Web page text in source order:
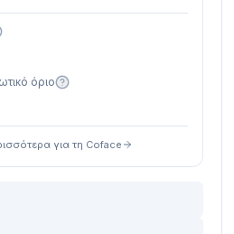
όριο
για τη Coface